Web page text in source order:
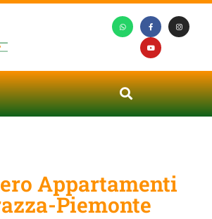
Appartamenti
Piemonte